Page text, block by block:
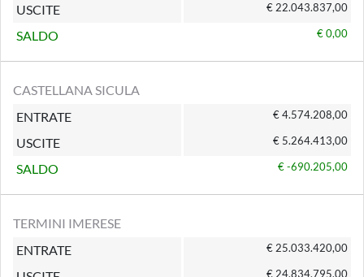
USCITE € 22.043.837,00
SALDO € 0,00
CASTELLANA SICULA
ENTRATE
€ 4.574.208,00
USCITE € 5.264.413,00
SALDO € -690.205,00
TERMINI IMERESE
ENTRATE
€ 25.033.420,00
€ 24.834.795,00